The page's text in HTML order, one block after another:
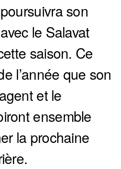
son
le Salavat
saison. Ce
l’année que son
et le
ensemble
la prochaine